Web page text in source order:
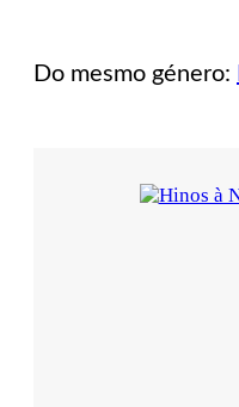
Do mesmo género: